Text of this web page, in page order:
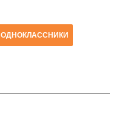
ОДНОКЛАССНИКИ